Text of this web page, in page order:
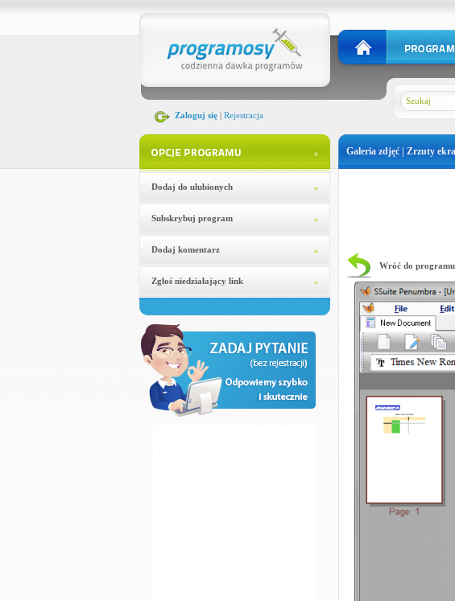
Zaloguj się| Rejestracja
Dodaj do ulubionych
Subskrybuj program
Dodaj komentarz
Zgłoś niedziałający link
Galeria zdjęć | Zrzuty
Wróć do programu